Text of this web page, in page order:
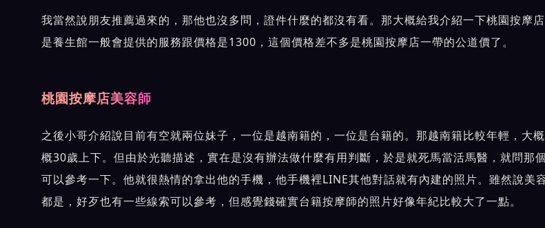
我當然說朋友推薦過來的，那他也沒多問，證件什麼的都沒有看。那大概給我介紹一下桃園按摩
是養生館一般會提供的服務跟價格是1300，這個價格差不多是桃園按摩店一帶的公道價了。
桃園按摩店美容師
之後小哥介紹說目前有空就兩位妹子，一位是越南籍的，一位是台籍的。那越南籍比較年輕，大
概30歲上下。但由於光聽描述，實在是沒有辦法做什麼有用判斷，於是就死馬當活馬醫，就問那
可以參考一下。他就很熱情的拿出他的手機，他手機裡LINE其他對話就有內建的照片。雖然說美
都是，好歹也有一些線索可以參考，但感覺錢確實台籍按摩師的照片好像年紀比較大了一點。